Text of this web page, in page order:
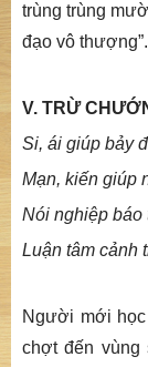
trùng trùng
đạo vô thượng”.
V. TRỪ
Si, ái giúp bảy
Mạn, kiến giúp
Nói nghiệp
Luận tâm cảnh
Người mới
chợt đến vùng